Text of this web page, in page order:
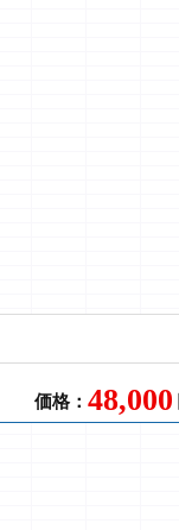
価格： 48,000